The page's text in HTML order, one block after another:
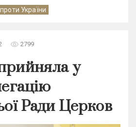
України
remove_red_eye 2799
у
Ради Церков